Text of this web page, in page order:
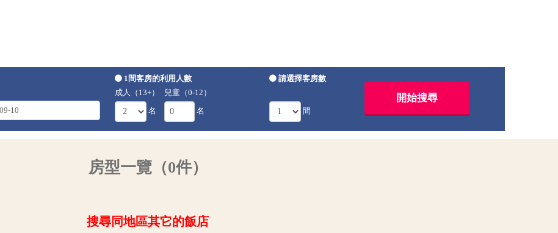
1間客房的利用人數
成人（13+）
名
兒童（0-12）
名
請選擇客房數
間
房型一覽（0件）
搜尋同地區其它的飯店